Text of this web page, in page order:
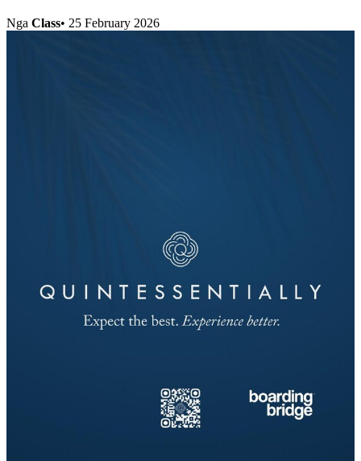
Nga Class• 25 February 2026